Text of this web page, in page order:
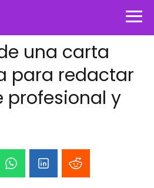
una carta
para redactar
profesional y